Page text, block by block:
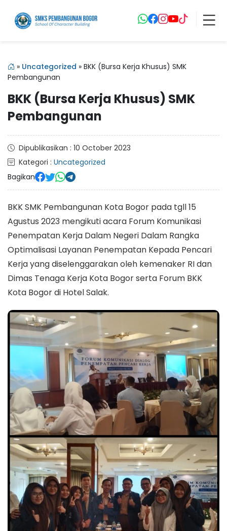
» Uncategorized » BKK (Bursa Kerja Khusus) SMK
Pembangunan
BKK (Bursa Kerja Khusus) SMK
Pembangunan
Dipublikasikan : 10 October 2023
Kategori : Uncategorized
Bagikan
BKK SMK Pembangunan Kota Bogor pada tgll 15
Agustus 2023 mengikuti acara Forum Komunikasi
Penempatan Kerja Dalam Negeri Dalam Rangka
Optimalisasi Layanan Penempatan Kepada Pencari
Kerja yang diselenggarakan oleh kemenaker RI dan
Dimas Tenaga Kerja Kota Bogor serta Forum BKK
Kota Bogor di Hotel Salak.